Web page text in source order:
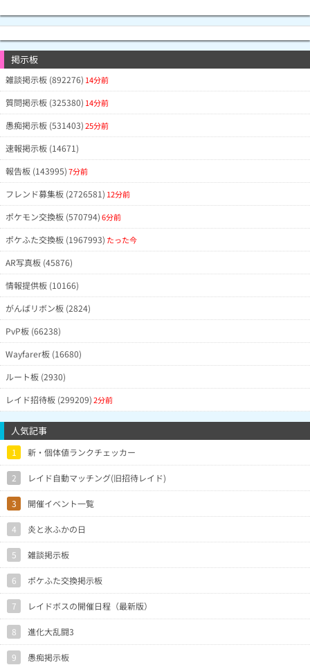
掲示板
雑談掲示板 (892276) 14分前
質問掲示板 (325380) 14分前
愚痴掲示板 (531403)25分前
速報掲示板 (14671)
報告板 (143995)7分前
フレンド募集板 (2726581) 12分前
ポケモン交換板 (570794)6分前
ポケふた交換板 (1967993) たった今
AR写真板 (45876)
情報提供板 (10166)
がんばリボン板 (2824)
PvP板 (66238)
Wayfarer板 (16680)
ルート板 (2930)
レイド招待板 (299209)2分前
人気記事
1 新・個体値ランクチェッカー
2 レイド自動マッチング(旧招待レイド)
3 開催イベント一覧
4 炎と氷ふかの日
5 雑談掲示板
6 ポケふた交換掲示板
7 レイドボスの開催日程（最新版）
8 進化大乱闘3
9 愚痴掲示板